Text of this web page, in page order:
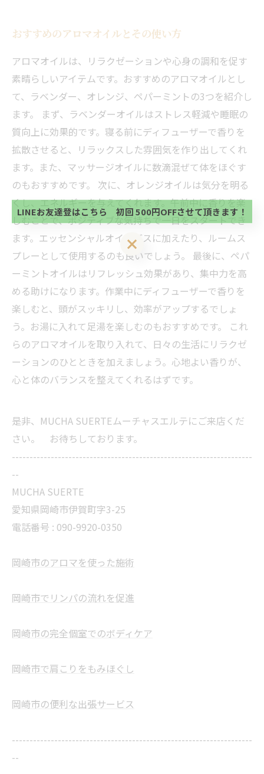
おすすめのアロマオイルとその使い方
アロマオイルは、リラクゼーションや心身の調和を促す
素晴らしいアイテムです。おすすめのアロマオイルとし
て、ラベンダー、オレンジ、ペパーミントの3つを紹介し
ます。 まず、ラベンダーオイルはストレス軽減や睡眠の
質向上に効果的です。寝る前にディフューザーで香りを
拡散させると、リラックスした雰囲気を作り出してくれ
ます。また、マッサージオイルに数滴混ぜて体をほぐす
のもおすすめです。 次に、オレンジオイルは気分を明る
くし、エネルギーを与えてくれます。午前中に香りを楽
しむことで、ポジティブな気持ちで一日をスタートでき
ます。エッセンシャルオイルバスに加えたり、ルームス
プレーとして使用するのも良いでしょう。 最後に、ペパ
ーミントオイルはリフレッシュ効果があり、集中力を高
める助けになります。作業中にディフューザーで香りを
楽しむと、頭がスッキリし、効率がアップするでしょ
う。お湯に入れて足湯を楽しむのもおすすめです。 これ
らのアロマオイルを取り入れて、日々の生活にリラクゼ
ーションのひとときを加えましょう。心地よい香りが、
心と体のバランスを整えてくれるはずです。
是非、MUCHA SUERTEムーチャスエルテにご来店くだ
さい。 お待ちしております。
--------------------------------------------------------------------
--
MUCHA SUERTE
愛知県岡崎市伊賀町字3-25
電話番号 : 090-9920-0350
岡崎市のアロマを使った施術
岡崎市でリンパの流れを促進
岡崎市の完全個室でのボディケア
岡崎市で肩こりをもみほぐし
岡崎市の便利な出張サービス
--------------------------------------------------------------------
--
当サロンの公式LINE@にお友達登録頂いたお客様は
初回 500円OFFさせて頂きます。 既に 追加済の
方、不必要な方 お手数ですが、✖印でお閉じ下さ
い。
LINEお友達登はこちら 初回 500円OFFさせて頂きます！
当サロンの公式LINE@にお友達登録頂いたお客様は
初回 500円OFFさせて頂きます。 既に 追加済の
方、不必要な方 お手数ですが、✖印でお閉じ下さ
い。
LINEお友達登はこちら 初回 500円OFFさせて頂きます！